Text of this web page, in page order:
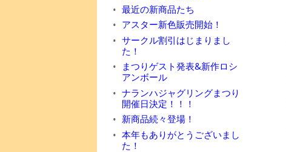
最近の新商品たち
アスター新色販売開始！
サークル割引はじまりまし
た！
まつりゲスト発表&新作ロシ
アンボール
ナランハジャグリングまつり
開催日決定！！！
新商品続々登場！
本年もありがとうございまし
た！